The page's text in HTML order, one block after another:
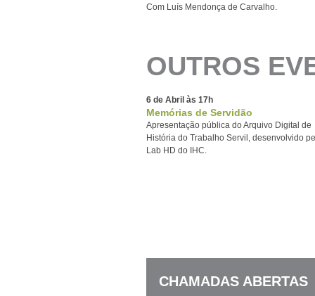
Com Luís Mendonça de Carvalho.
OUTROS
6 de Abril às 17h
Memórias de Servidão
Apresentação pública do Arquivo Digital de
História do Trabalho Servil, desenvolvido
Lab HD do IHC.
CHAMADAS ABERTAS